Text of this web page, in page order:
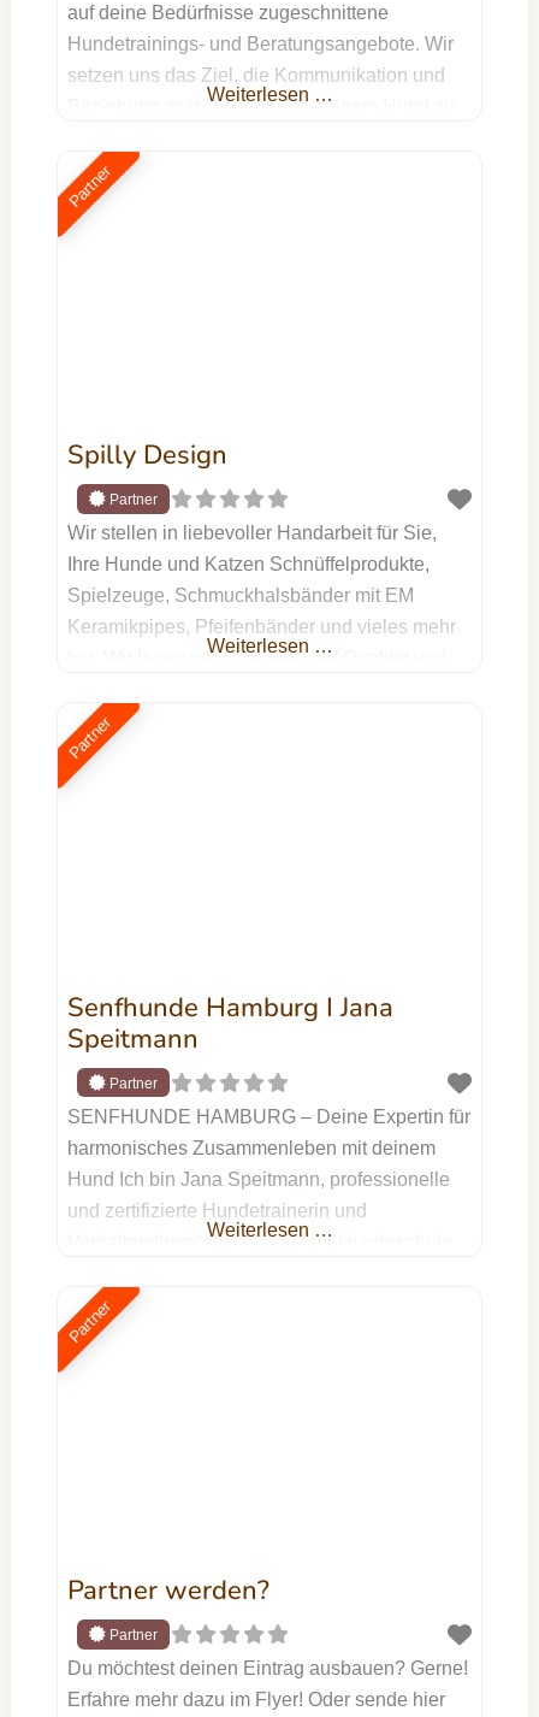
auf deine Bedürfnisse zugeschnittene
Hundetrainings- und Beratungsangebote. Wir
setzen uns das Ziel, die Kommunikation und
Beziehung zwischen dir und deinem Hund zu
artgerechte Beschäftigung für deinen treuen
Begleiter zu schaffen. Unser ganzheitlicher
Ansatz strebt nicht nur die Lösung spezifischer
Weiterlesen …
Partner
Spilly Design
Wir stellen in liebevoller Handarbeit für Sie,
Ihre Hunde und Katzen Schnüffelprodukte,
Spielzeuge, Schmuckhalsbänder mit EM
Keramikpipes, Pfeifenbänder und vieles mehr
her. Wir legen sehr viel Wert auf Qualität und
Materialen. Jetzt Kontakt aufnehmen Dein
Name Deine E-Mail-Adresse Betreff Deine
Nachricht (optional) Ich willige ein, dass die
Weiterlesen …
Partner
Senfhunde Hamburg I Jana
Speitmann
SENFHUNDE HAMBURG – Deine Expertin für
harmonisches Zusammenleben mit deinem
Hund Ich bin Jana Speitmann, professionelle
und zertifizierte Hundetrainerin und
Verhaltensberaterin. Mit meiner Hundeschule
und deinen Hund dabei, ein harmonisches
Miteinander zu erreichen – egal, ob du einen
Tierschutzhund hast, Unterstützung bei
Weiterlesen …
Partner
Partner werden?
Du möchtest deinen Eintrag ausbauen? Gerne!
Erfahre mehr dazu im Flyer! Oder sende hier